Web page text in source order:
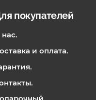
покупателей
и оплата.